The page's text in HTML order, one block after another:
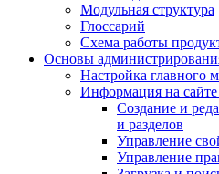
Модульная структура
Глоссарий
Схема работы
Основы
Настройка главного
Информация на сайте
Создание и
и разделов
Управление
Управление